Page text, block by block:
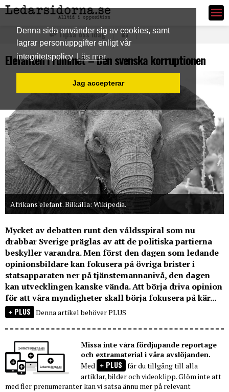
Denna sida använder sig av cookies, samt
lagrar personuppgifter enligt vår
integritetspolicy Läs mer
Jag accepterar
Ledarsidorna.se
Tipsa oss idag
Elefanten i rummet – Den svenska korruptionen
Afrikans elefant. Bilkälla: Wikipedia.
Mycket av debatten runt den våldsspiral som nu
drabbar Sverige präglas av att de politiska partierna
beskyller varandra. Men först den dagen som ledande
opinionsbildare kan fokusera på övriga brister i
statsapparaten ner på tjänstemannanivå, den dagen
kan utvecklingen kanske vända. Att börja driva opinion
för att våra myndigheter skall börja fokusera på kär...
PLUS Denna artikel behöver PLUS
Missa inte våra fördjupande reportage
och extramaterial i våra avslöjanden.
Med
PLUS får du tillgång till alla
artiklar, bilder och videoklipp. Glöm inte att
med fler prenumeranter kan vi satsa ännu mer på relevant